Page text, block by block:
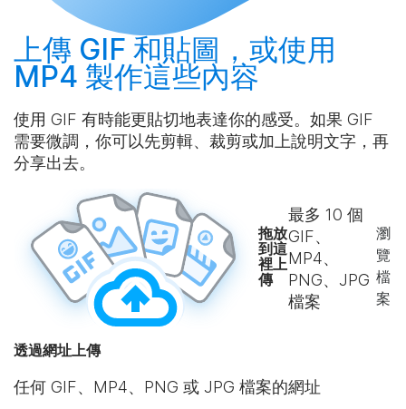
上傳 GIF 和貼圖，或使用
MP4 製作這些內容
使用 GIF 有時能更貼切地表達你的感受。如果 GIF
需要微調，你可以先剪輯、裁剪或加上說明文字，再
分享出去。
拖放
到這
裡上
傳
最多10 個
GIF、
MP4、
PNG、JPG
檔案
瀏
覽
檔
案
透過網址上傳
任何 GIF、MP4、PNG 或 JPG 檔案的網址